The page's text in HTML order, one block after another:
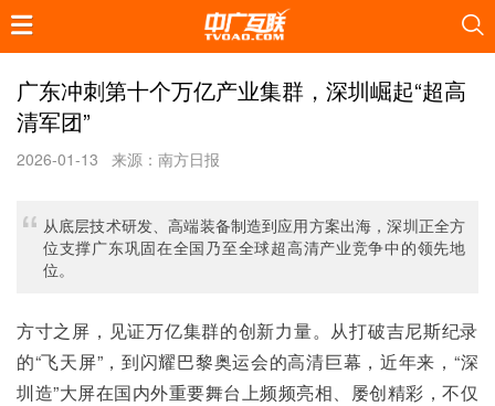
广东冲刺第十个万亿产业集群，深圳崛起“超高
清军团”
2026-01-13 来源：南方日报
从底层技术研发、高端装备制造到应用方案出海，深圳正全方
位支撑广东巩固在全国乃至全球超高清产业竞争中的领先地
位。
方寸之屏，见证万亿集群的创新力量。从打破吉尼斯纪录
的“飞天屏”，到闪耀巴黎奥运会的高清巨幕，近年来，“深
圳造”大屏在国内外重要舞台上频频亮相、屡创精彩，不仅